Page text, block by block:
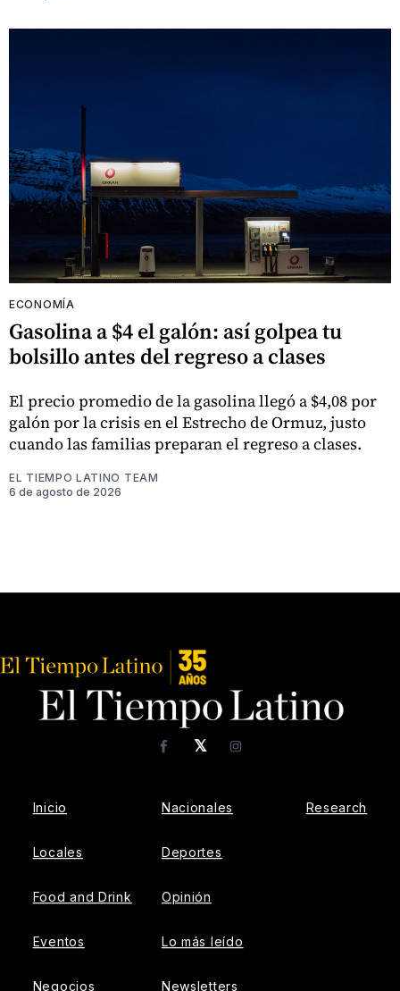
ECONOMÍA
Gasolina a $4 el galón: así golpea tu
bolsillo antes del regreso a clases
El precio promedio de la gasolina llegó a $4,08 por
galón por la crisis en el Estrecho de Ormuz, justo
cuando las familias preparan el regreso a clases.
EL TIEMPO LATINO TEAM
6 de agosto de 2026
𝕏
FacebookInstagram
Inicio
Locales
Food and Drink
Eventos
Negocios
Nacionales
Deportes
Opinión
Lo más leído
Newsletters
Research